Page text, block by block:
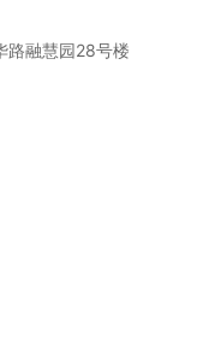
路融慧园28号楼